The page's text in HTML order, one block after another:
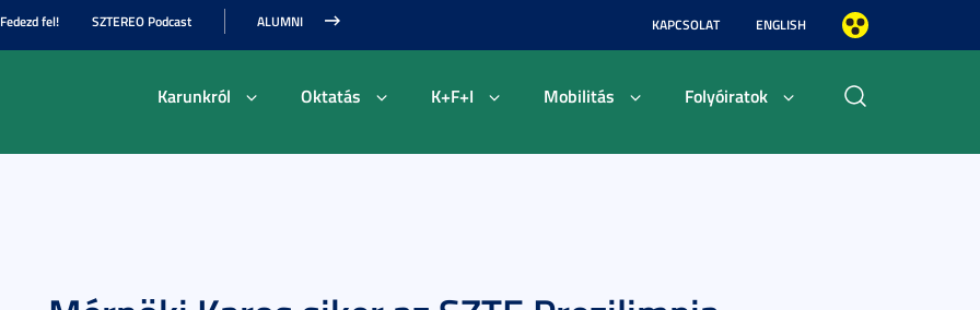
Fedezd fel! SZTEREO Podcast ALUMNI KAPCSOLAT ENGLISH
Karunkról Oktatás K+F+I Mobilitás Folyóiratok